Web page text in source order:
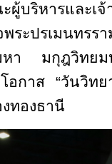
บริหารและเ
ระปรเมนทรร
มหา มกุฎวิท
โอกาส “วันวิ
ทองธานี